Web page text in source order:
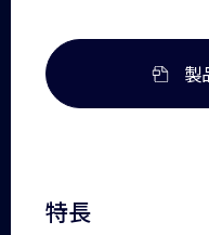
製
特長